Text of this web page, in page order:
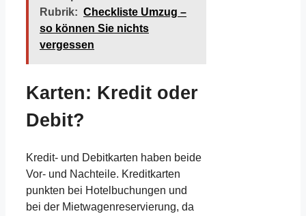
Rubrik: Checkliste Umzug –
so können Sie nichts
vergessen
Karten: Kredit oder
Debit?
Kredit- und Debitkarten haben beide
Vor- und Nachteile. Kreditkarten
punkten bei Hotelbuchungen und
bei der Mietwagenreservierung, da